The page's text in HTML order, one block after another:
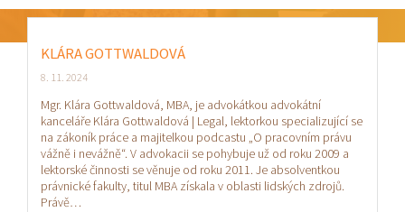
KLÁRA GOTTWALDOVÁ
8. 11. 2024
Mgr. Klára Gottwaldová, MBA, je advokátkou advokátní
kanceláře Klára Gottwaldová | Legal, lektorkou specializující se
na zákoník práce a majitelkou podcastu „O pracovním právu
vážně i nevážně“. V advokacii se pohybuje už od roku 2009 a
lektorské činnosti se věnuje od roku 2011. Je absolventkou
právnické fakulty, titul MBA získala v oblasti lidských zdrojů.
Právě…